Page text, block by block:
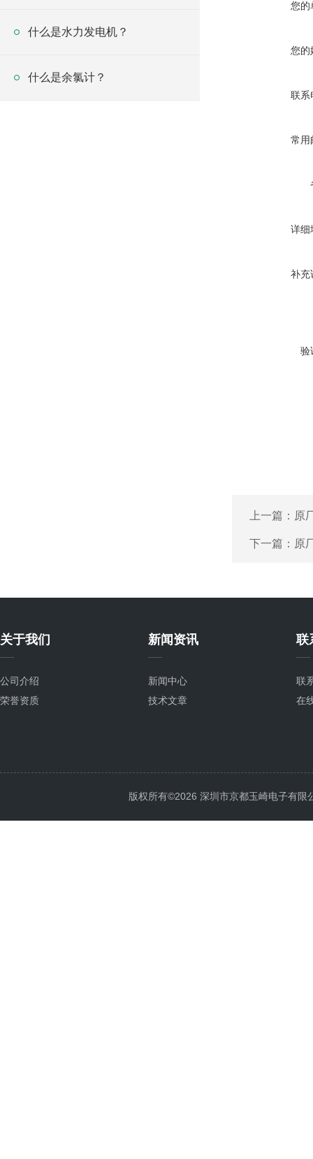
您的
您的
联系
常用
详细
补充
验
上一篇： 原
下一篇： 原
什么是水力发电机？
什么是余氯计？
关于我们
公司介绍
荣誉资质
新闻资讯
新闻中心
技术文章
联
联
在
版权所有©2026 深圳市京都玉崎电子有